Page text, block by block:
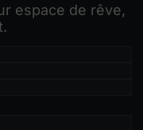
espace de rêve,